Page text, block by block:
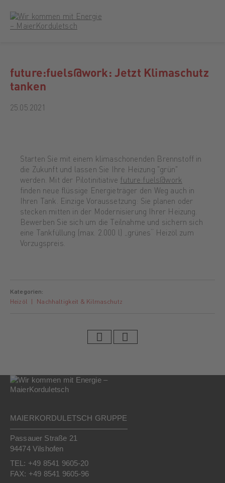
future:fuels@work: Jetzt Klimaschutz
tanken
25.05.2021
Starten Sie mit einem klimaschonenden Brennstoff in
die Zukunft und lassen Sie Ihre Heizung "grün"
werden. Mit der Pilotinitiative future:fuels@work
finden neue flüssige Energieträger den Weg auch in
Ihren Tank. Einzige Voraussetzung: Sie planen oder
stecken mitten in der Modernisierung Ihrer Heizung.
Bewerben Sie sich um die Teilnahme und sichern sich
eine Tankfüllung (max. 2.000 l) „grünes“ Heizöl zum
Vorzugspreis.
Kategorien:
Heizöl
Nachhaltigkeit & Kilmaschutz
MAIERKORDULETSCH GRUPPE
Passauer Straße 21
94474 Vilshofen
TEL: +49 8541 9605-20
FAX: +49 8541 9605-96